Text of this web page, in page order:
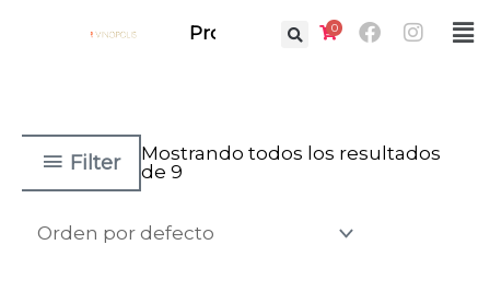
Prof. 0 Facebook
Filter
Mostrando todos los resultados
de 9